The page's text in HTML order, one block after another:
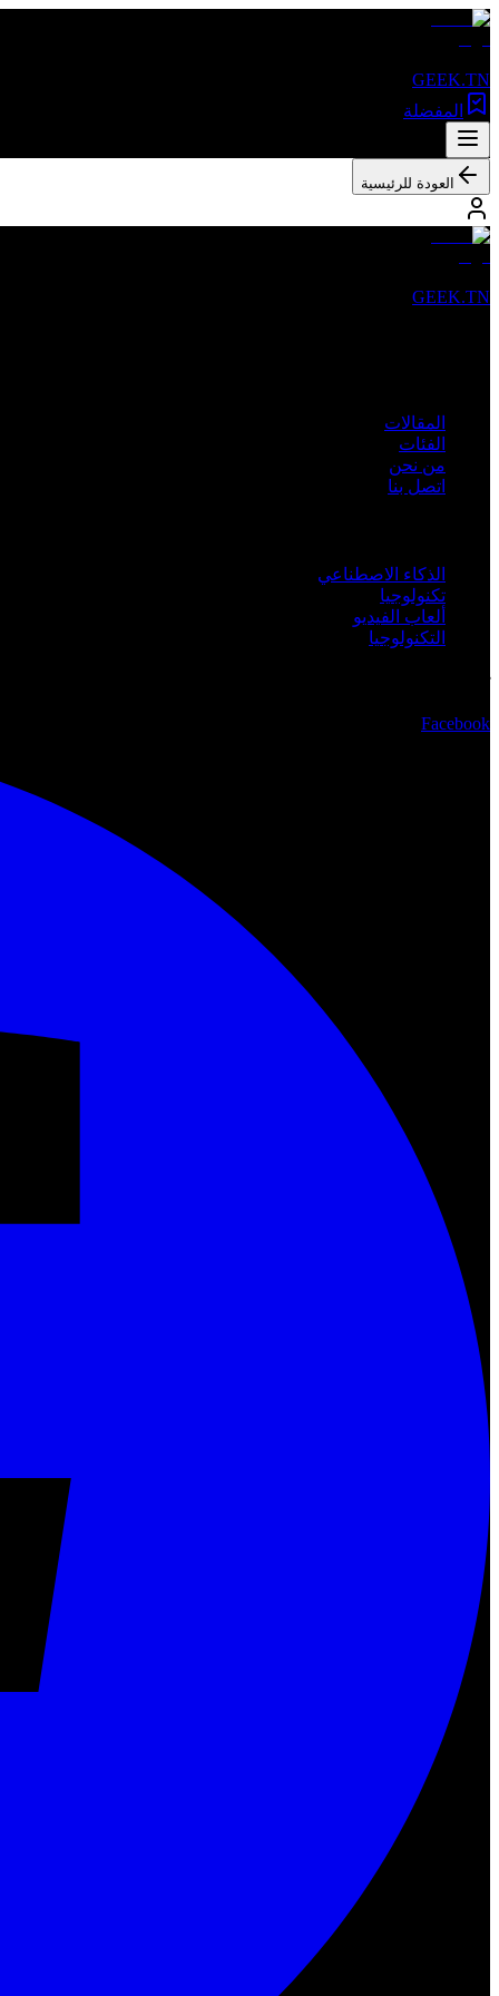
GEEK.TN
المفضلة
العودة للرئيسية
GEEK.TN
المقالات
الفئات
من نحن
اتصل بنا
الذكاء الاصطناعي
تكنولوجيا
ألعاب الفيديو
التكنولوجيا
Facebook